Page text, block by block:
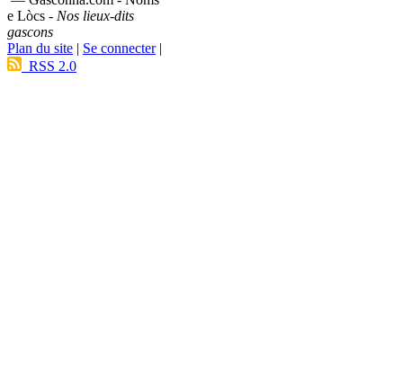
e Lòcs - Nos lieux-dits
gascons
Plan du site | Se connecter|
RSS 2.0